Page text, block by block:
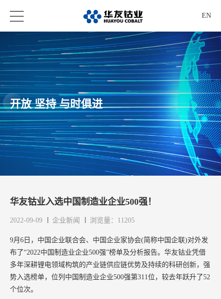
EN
开放 坚持 与时俱进
华友钴业入选中国制造业企业500强！
2022-09-09 企业新闻 浏览量：11205
9月6日，中国企业联合会、中国企业家协会(简称中国企联)对外发
布了“2022中国制造业企业500强”榜单及分析报告。华友钴业凭借
多年深耕锂电领域构筑的产业链供应链优势及持续的科研创新，强
势入选榜单，位列中国制造业企业500强第311位，较去年跃升了52
个位次。